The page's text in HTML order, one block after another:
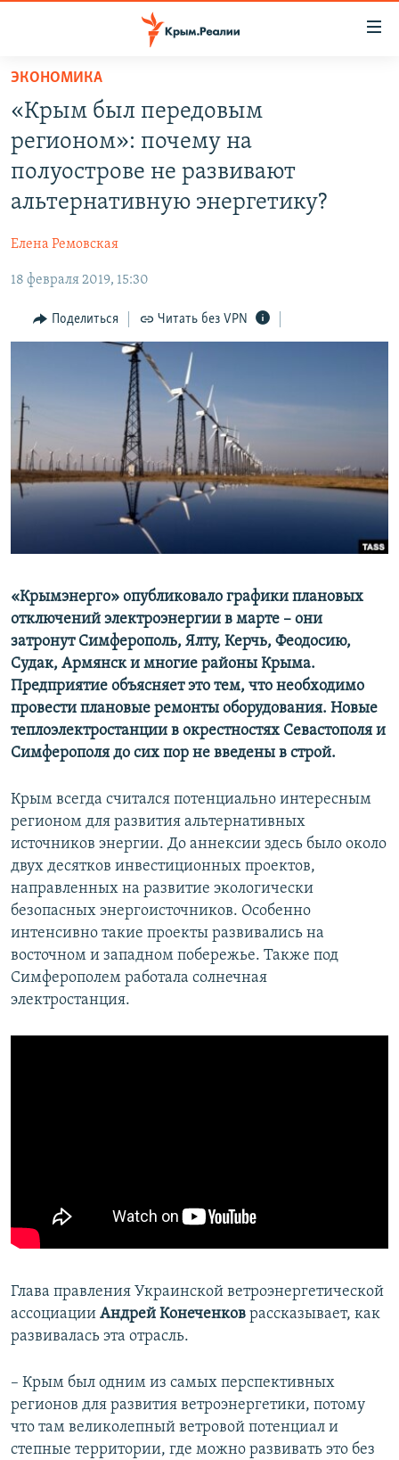
Вернуться
основному
содержанию
Вернутся
главной
Вернутся
СПЕЦПРОЕКТЫ
ВОДА
ИНФОГРАФИКА
ТЕЛЕПРОЕКТ КРЫМ.РЕАЛИИ
СОВЕТЫ ПРАВОЗАЩИТНИКОВ
ПРОПАВШИЕ БЕЗ ВЕСТИ
ПОБЕДИТЕЛЕЙ НЕ СУДЯТ?
КРЫМ.НЕПОКОРЕННЫЙ
ELIFBE
УКРАИНСКАЯ ПРОБЛЕМА КРЫМА
КАК ОБОЙТИ БЛОКИРОВКУ
ПРИСОЕДИНЯЙТЕСЬ!
Все сайты RFE/RL
ЭКОНОМИКА
«Крым был передовым
регионом»: почему на
полуострове не развивают
альтернативную энергетику?
Елена Ремовская
18 февраля 2019, 15:30
Поделиться Читать без VPN
«Крымэнерго» опубликовало графики плановых
отключений электроэнергии в марте – они
затронут Симферополь, Ялту, Керчь, Феодосию,
Судак, Армянск и многие районы Крыма.
Предприятие объясняет это тем, что необходимо
провести плановые ремонты оборудования. Новые
теплоэлектростанции в окрестностях Севастополя и
Симферополя до сих пор не введены в строй.
Крым всегда считался потенциально интересным
регионом для развития альтернативных
источников энергии. До аннексии здесь было около
двух десятков инвестиционных проектов,
направленных на развитие экологически
безопасных энергоисточников. Особенно
интенсивно такие проекты развивались на
восточном и западном побережье. Также под
Симферополем работала солнечная
электростанция.
Глава правления Украинской ветроэнергетической
ассоциации Андрей Конеченков рассказывает, как
развивалась эта отрасль.
– Крым был одним из самых перспективных
регионов для развития ветроэнергетики, потому
что там великолепный ветровой потенциал и
степные территории, где можно развивать это без